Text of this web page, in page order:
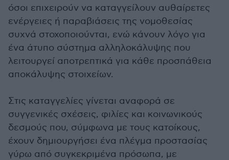
όσοι επιχειρούν να καταγγείλουν αυθαίρετες
ενέργειες ή παραβιάσεις της νομοθεσίας
συχνά στοχοποιούνται, ενώ κάνουν λόγο για
ένα άτυπο σύστημα αλληλοκάλυψης που
λειτουργεί αποτρεπτικά για κάθε προσπάθεια
αποκάλυψης στοιχείων.
Στις καταγγελίες γίνεται αναφορά σε
συγγενικές σχέσεις, φιλίες και κοινωνικούς
δεσμούς που, σύμφωνα με τους κατοίκους,
έχουν δημιουργήσει ένα πλέγμα προστασίας
γύρω από συγκεκριμένα πρόσωπα, με